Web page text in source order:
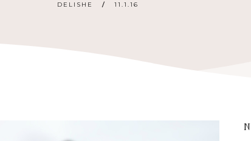
DELISHE 11.1.16